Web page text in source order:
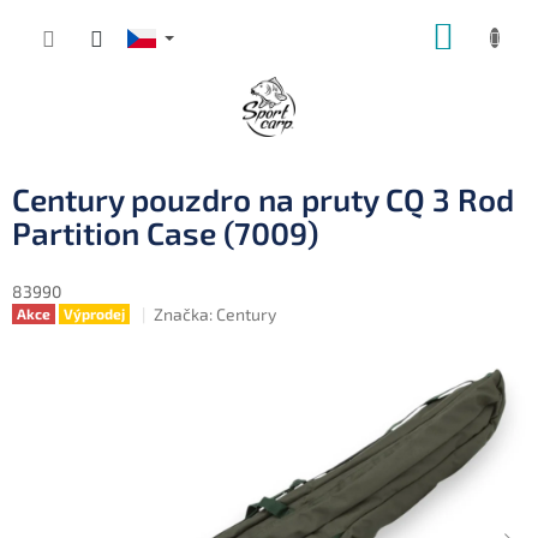
Century pouzdro na pruty CQ 3 Rod
Partition Case (7009)
83990
Akce Výprodej Značka: Century